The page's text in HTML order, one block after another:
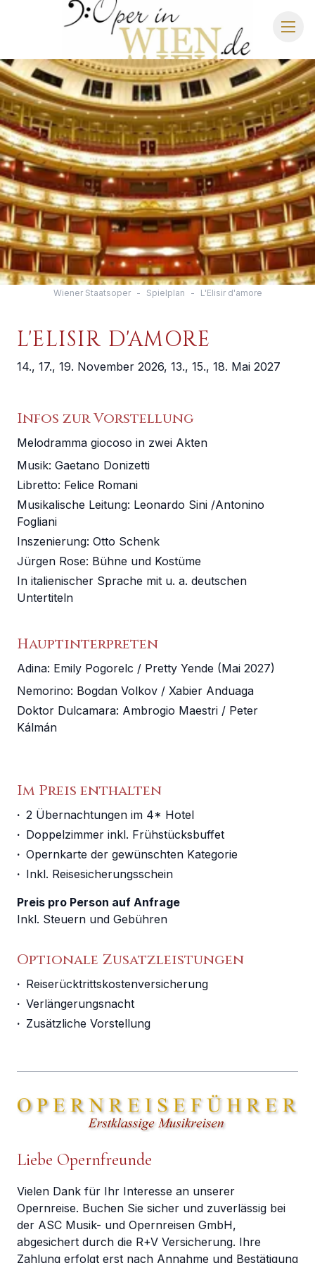
OPER IN WIEN
WIENER STAATSOPER
SCHLOSS SCHÖNBRUNN
IMPERIAL GALA DINNER
STRAUSS DINNER SHOW
WIENER MOZART KONZERTE
SITZPLÄNE
Wiener Staatsoper - Spielplan - L'Elisir d'amore
L'ELISIR D'AMORE
14., 17., 19. November 2026, 13., 15., 18. Mai 2027
Infos zur Vorstellung
Melodramma giocoso in zwei Akten
Musik: Gaetano Donizetti
Libretto: Felice Romani
Musikalische Leitung: Leonardo Sini /Antonino
Fogliani
Inszenierung: Otto Schenk
Jürgen Rose: Bühne und Kostüme
In italienischer Sprache mit u. a. deutschen
Untertiteln
Hauptinterpreten
Adina: Emily Pogorelc / Pretty Yende (Mai 2027)
Nemorino: Bogdan Volkov / Xabier Anduaga
Doktor Dulcamara: Ambrogio Maestri / Peter
Kálmán
Im Preis enthalten
· 2 Übernachtungen im 4* Hotel
· Doppelzimmer inkl. Frühstücksbuffet
· Opernkarte der gewünschten Kategorie
· Inkl. Reisesicherungsschein
Preis pro Person auf Anfrage
Inkl. Steuern und Gebühren
Optionale Zusatzleistungen
· Reiserücktrittskostenversicherung
· Verlängerungsnacht
· Zusätzliche Vorstellung
Liebe Opernfreunde
Vielen Dank für Ihr Interesse an unserer
Opernreise. Buchen Sie sicher und zuverlässig bei
der ASC Musik- und Opernreisen GmbH,
abgesichert durch die R+V Versicherung. Ihre
Zahlung erfolgt erst nach Annahme und Bestätigung